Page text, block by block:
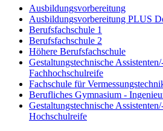
Ausbildungsvorbereitung
Ausbildungsvorbereitung PLUS
Berufsfachschule 1
Berufsfachschule 2
Höhere Berufsfachschule
Gestaltungstechnische
Fachhochschulreife
Fachschule für
Berufliches Gymnasium -
Gestaltungstechnische
Hochschulreife